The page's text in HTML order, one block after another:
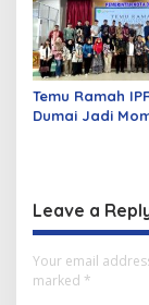
Temu Ramah
Dumai Jadi
Leave a
Your email
marked *